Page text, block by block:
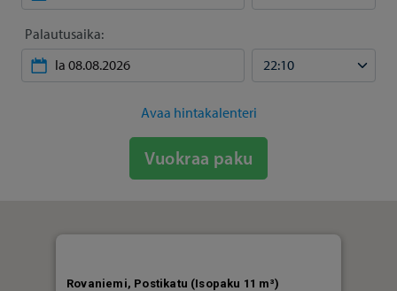
Palautusaika:
Avaa hintakalenteri
Vuokraa paku